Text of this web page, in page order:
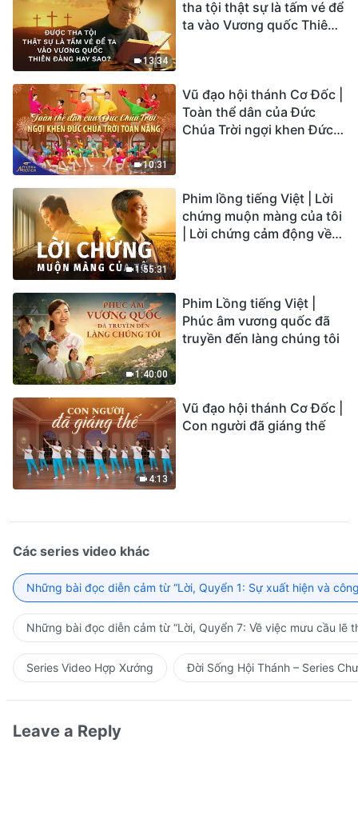
13:34
tha tội thật sự là tấm vé để
ta vào Vương quốc Thiên
10:31
Vũ đạo hội thánh Cơ Đốc |
Toàn thể dân của Đức
Chúa Trời ngợi khen Đức
1:55:31
Phim lồng tiếng Việt | Lời
chứng muộn màng của tôi
| Lời chứng cảm động về
1:40:00
Phim Lồng tiếng Việt |
Phúc âm vương quốc đã
truyền đến làng chúng tôi
4:13
Vũ đạo hội thánh Cơ Đốc |
Con người đã giáng thế
Các series video khác
Những bài đọc diễn cảm từ “Lời, Quyển 1: Sự xuất hiện và
Những bài đọc diễn cảm từ “Lời, Quyển 7: Về việc mưu cầu lẽ
Series Video Hợp Xướng Đời Sống Hội Thánh – Series
Leave a Reply